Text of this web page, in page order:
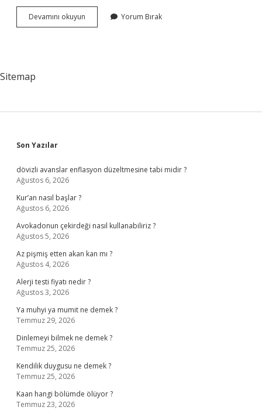
Devamını okuyun
Burcu
Yorum Bırak
Sitemap
Sidebar
Son Yazılar
dövizli avanslar enflasyon düzeltmesine tabi midir ?
Ağustos 6, 2026
Kur’an nasıl başlar ?
Ağustos 6, 2026
Avokadonun çekirdeği nasıl kullanabiliriz ?
Ağustos 5, 2026
Az pişmiş etten akan kan mı ?
Ağustos 4, 2026
Alerji testi fiyatı nedir ?
Ağustos 3, 2026
Ya muhyi ya mumit ne demek ?
Temmuz 29, 2026
Dinlemeyi bilmek ne demek ?
Temmuz 25, 2026
Kendilik duygusu ne demek ?
Temmuz 25, 2026
Kaan hangi bölümde ölüyor ?
Temmuz 23, 2026